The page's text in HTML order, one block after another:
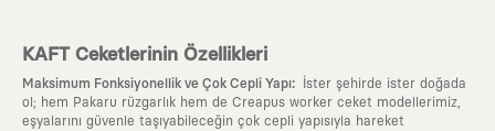
KAFT Ceketlerinin Özellikleri
Maksimum Fonksiyonellik ve Çok Cepli Yapı:
İster şehirde ister doğada
ol; hem Pakaru rüzgarlık hem de Creapus worker ceket modellerimiz,
eşyalarını güvenle taşıyabileceğin çok cepli yapısıyla hareket